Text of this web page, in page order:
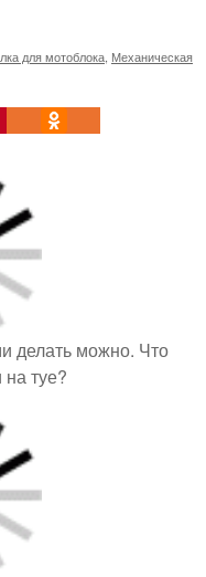
для мотоблока Механическая
делать можно. Что
туе?